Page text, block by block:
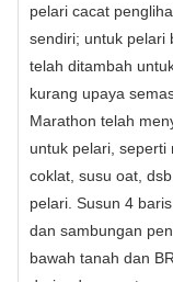
pelari cacat
sendiri; untuk pelari
telah ditambah
kurang upaya
Marathon telah
untuk pelari, seperti
coklat, susu oat,
pelari. Susun 4
dan sambungan
bawah tanah dan